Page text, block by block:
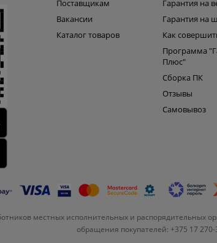
Поставщикам
Вакансии
Каталог товаров
Гарантия на
Гарантия на
Как
Программа
Плюс"
Сборка ПК
Отзывы
Самовывоз
местных исполнительных и распорядительных
обращения покупателей: +375 17